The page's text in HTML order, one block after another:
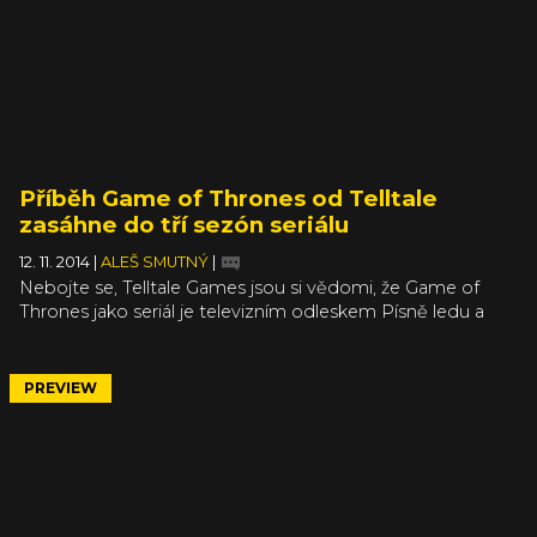
Příběh Game of Thrones od Telltale
zasáhne do tří sezón seriálu
12. 11. 2014 ALEŠ SMUTNÝ
Nebojte se, Telltale Games jsou si vědomi, že Game of
Thrones jako seriál je televizním odleskem Písně ledu a
spíš, že seriál si už nyní půjčuje motivy a zápletky z knih,
které neodpovídají logice první sezóna = první kniha. Jak
PREVIEW